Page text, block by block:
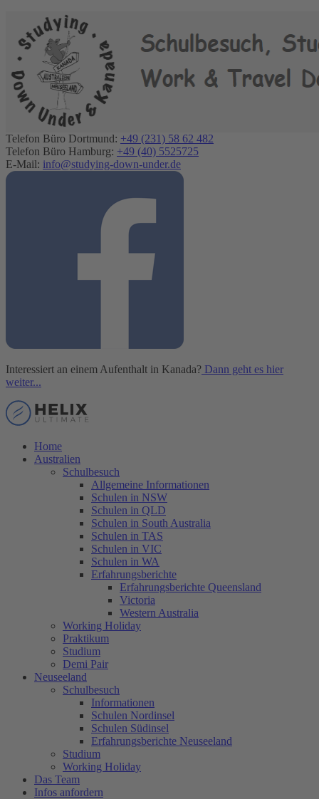
Telefon Büro Dortmund: +49 (231) 58 62 482
Telefon Büro Hamburg: +49 (40) 5525725
E-Mail: info@studying-down-under.de
Interessiert an einem Aufenthalt in Kanada? Dann geht es hier
weiter...
Home
Australien
Schulbesuch
Allgemeine Informationen
Schulen in NSW
Schulen in QLD
Schulen in South Australia
Schulen in TAS
Schulen in VIC
Schulen in WA
Erfahrungsberichte
Erfahrungsberichte Queensland
Victoria
Western Australia
Working Holiday
Praktikum
Studium
Demi Pair
Neuseeland
Schulbesuch
Informationen
Schulen Nordinsel
Schulen Südinsel
Erfahrungsberichte Neuseeland
Studium
Working Holiday
Das Team
Infos anfordern